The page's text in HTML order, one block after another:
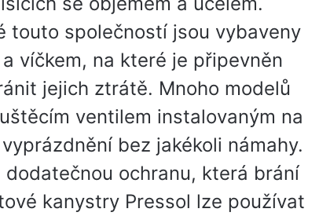
touto společností jsou vybaveny
víčkem, na které je připevněn
jejich ztrátě. Mnoho modelů
ventilem instalovaným na
bez jakékoli námahy.
ochranu, která brání
kanystry Pressol lze používat